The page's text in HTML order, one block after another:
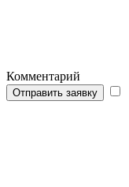
Комментарий
Отправить заявку